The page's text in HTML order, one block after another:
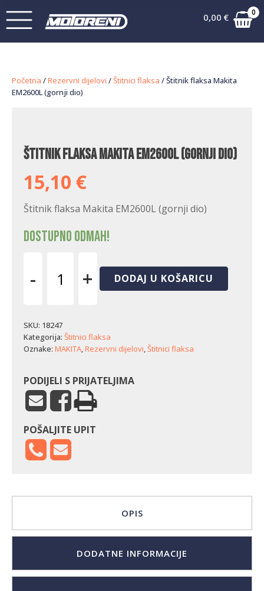
0,00 € 0
Početna /Rezervni dijelovi /Štitnici flaksa / Štitnik flaksa Makita
EM2600L (gornji dio)
Štitnik flaksa Makita EM2600L (gornji dio)
15,10 €
Štitnik flaksa Makita EM2600L (gornji dio)
Dostupno odmah!
-
EM2600L
(gornji
dio)
+ DODAJ U KOŠARICU
SKU: 18247
Kategorija: Štitnici flaksa
Oznake: MAKITA,Rezervni dijelovi,Štitnici flaksa
PODIJELI S PRIJATELJIMA
POŠALJITE UPIT
OPIS
DODATNE INFORMACIJE